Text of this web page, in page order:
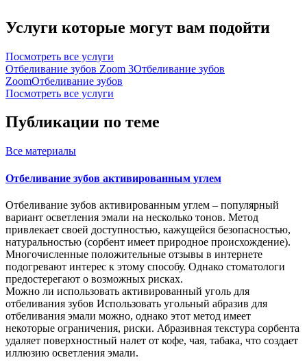
Услуги которые могут вам подойти
Посмотреть все услуги
Отбеливание зубов Zoom 3Отбеливание зубов
ZoomОтбеливание зубов
Посмотреть все услуги
Публикации по теме
Все материалы
Отбеливание зубов активированным углем
Отбеливание зубов активированным углем – популярный
вариант осветления эмали на несколько тонов. Метод
привлекает своей доступностью, кажущейся безопасностью,
натуральностью (сорбент имеет природное происхождение).
Многочисленные положительные отзывы в интернете
подогревают интерес к этому способу. Однако стоматологи
предостерегают о возможных рисках.
Можно ли использовать активированный уголь для
отбеливания зубов Использовать угольный абразив для
отбеливания эмали можно, однако этот метод имеет
некоторые ограничения, риски. Абразивная текстура сорбента
удаляет поверхностный налет от кофе, чая, табака, что создает
иллюзию осветления эмали.